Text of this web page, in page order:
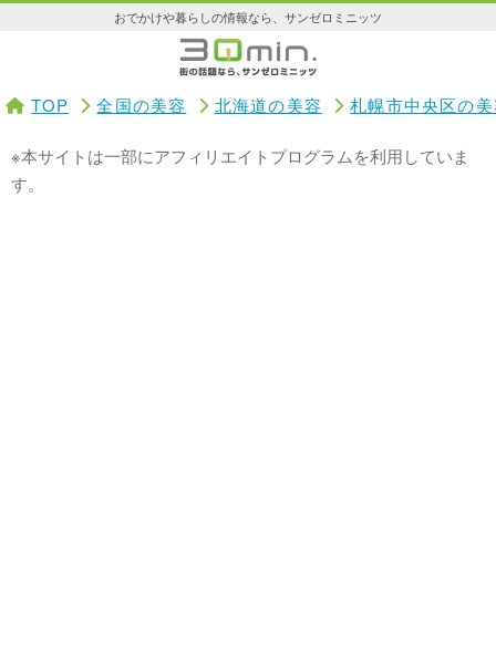
おでかけや暮らしの情報なら、サンゼロミニッツ
TOP 全国の美容 北海道の美容 札幌市中央区の
※本サイトは一部にアフィリエイトプログラムを利用していま
す。